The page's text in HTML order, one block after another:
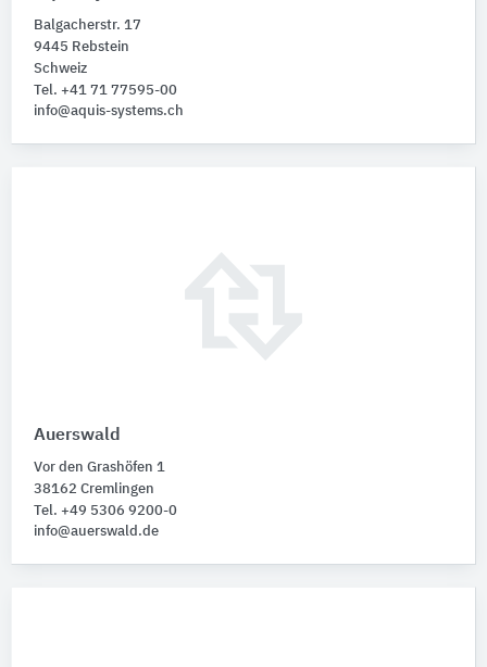
Balgacherstr. 17
9445 Rebstein
Schweiz
Tel. +41 71 77595-00
info@aquis-systems.ch
Auerswald
Vor den Grashöfen 1
38162 Cremlingen
Tel. +49 5306 9200-0
info@auerswald.de